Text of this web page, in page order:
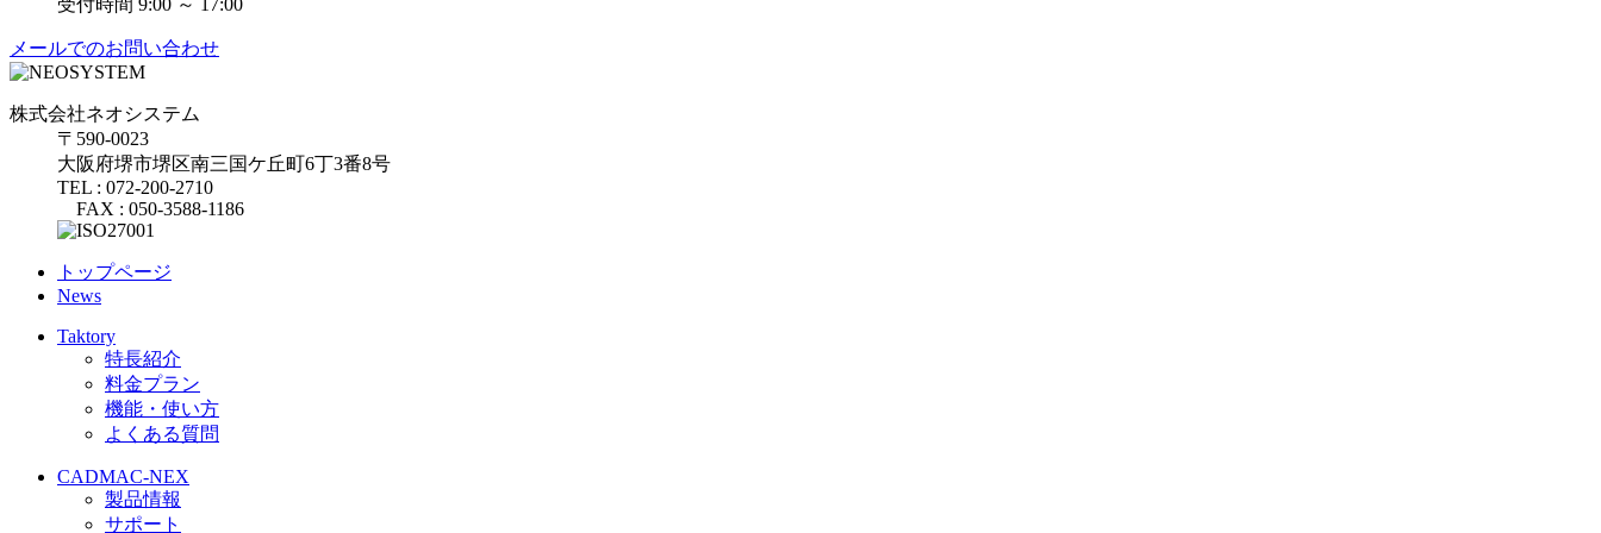
メールでのお問い合わせ
株式会社ネオシステム
〒590-0023
大阪府堺市堺区南三国ケ丘町6丁3番8号
TEL : 072-200-2710
FAX : 050-3588-1186
トップページ
News
Taktory
特長紹介
料金プラン
機能・使い方
よくある質問
CADMAC-NEX
製品情報
サポート